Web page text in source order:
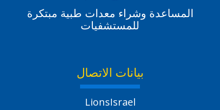
المساعدة وشراء معدات طبية مبتكرة
للمستشفيات
بيانات الاتصال
LionsIsrael